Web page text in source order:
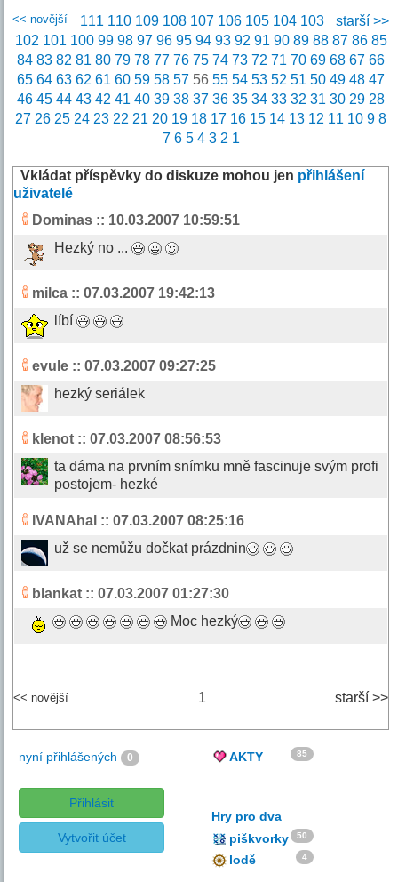
<< novější starší >>
111 110 109 108 107 106 105 104 103
102 101 100 99 98 97 96 95 94 93 92 91 90 89 88 87 86 85
84 83 82 81 80 79 78 77 76 75 74 73 72 71 70 69 68 67 66
65 64 63 62 61 60 59 58 57 5655 54 53 52 51 50 49 48 47
46 45 44 43 42 41 40 39 38 37 36 35 34 33 32 31 30 29 28
27 26 25 24 23 22 21 20 19 18 17 16 15 14 13 12 11 10 9 8
7 6 5 4 3 2 1
Vkládat příspěvky do diskuze mohou jen přihlášení
uživatelé
Dominas :: 10.03.2007 10:59:51
Hezký no ...
milca :: 07.03.2007 19:42:13
líbí
evule :: 07.03.2007 09:27:25
hezký seriálek
klenot :: 07.03.2007 08:56:53
ta dáma na prvním snímku mně fascinuje svým profi
postojem- hezké
IVANAhal :: 07.03.2007 08:25:16
už se nemůžu dočkat prázdnin
blankat :: 07.03.2007 01:27:30
Moc hezký
starší >>
<< novější 1
nyní přihlášených 0
Přihlásit
Vytvořit účet
AKTY 85
Hry pro dva
piškvorky
50
lodě 4